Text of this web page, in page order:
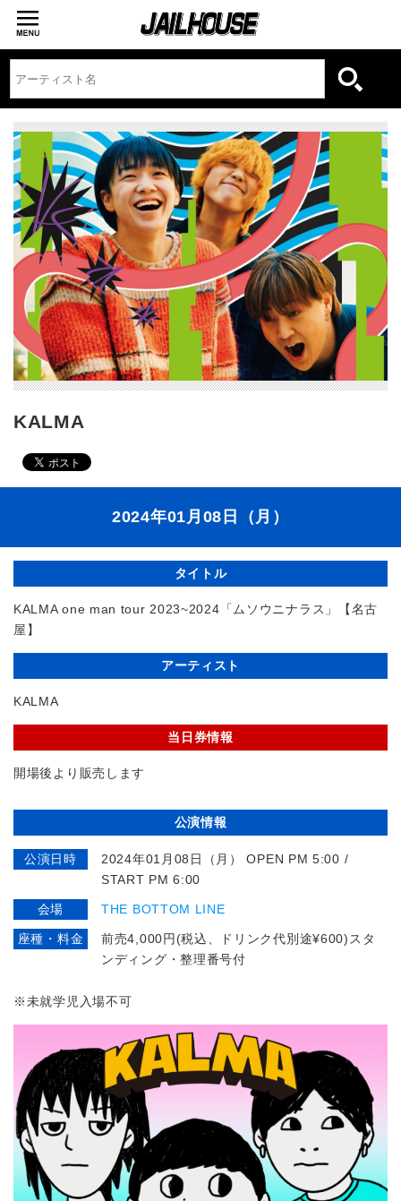
KALMA
2024年01月08日（月）
タイトル
KALMA one man tour 2023~2024「ムソウニナラス」【名古
屋】
アーティスト
KALMA
当日券情報
開場後より販売します
公演情報
公演日時
2024年01月08日（月） OPEN PM 5:00 /
START PM 6:00
会場 THE BOTTOM LINE
座種・料金
前売4,000円(税込、ドリンク代別途¥600)スタ
ンディング・整理番号付
※未就学児入場不可